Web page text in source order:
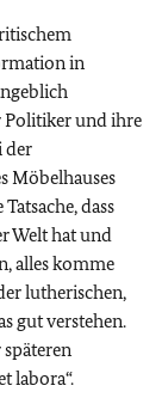
in
Politiker und ihre
der
Möbelhauses
dass
Welt hat und
alles komme
lutherischen,
gut verstehen.
späteren
labora“.